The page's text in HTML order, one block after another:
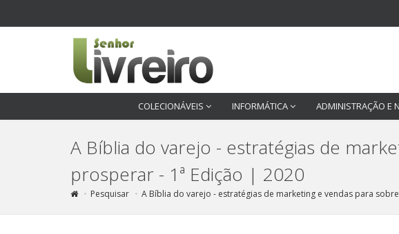
COLECIONÁVEIS INFORMÁTICA ADMINISTRAÇÃO E
A Bíblia do varejo - estratégias de
prosperar - 1ª Edição | 2020
Pesquisar A Bíblia do varejo - estratégias de marketing e vendas para